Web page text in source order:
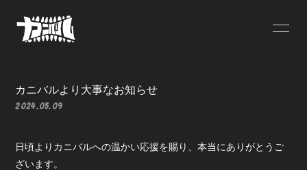
SCHEDULE
DISCOGRAPHY VIDEO
カニバルより大事なお知らせ
2024.05.09
日頃よりカニバルへの温かい応援を賜り、本当にありがとうご
ざいます。